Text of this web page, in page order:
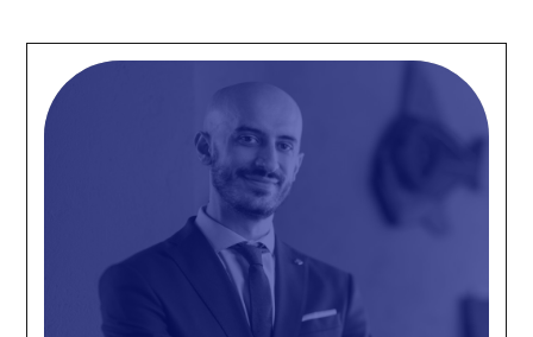
Andrea
Saravalle